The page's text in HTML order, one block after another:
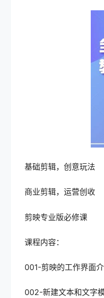
基础剪辑，创意玩法
商业剪辑，运营创收
剪映专业版必修课
课程内容：
001-剪映的工作界面
002-新建文本和文字